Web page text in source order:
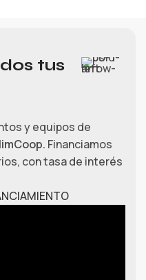
tus
y equipos de
Financiamos
con tasa de interés